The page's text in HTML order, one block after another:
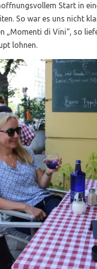
Start in
So war es uns nicht
„Momenti di Vini“, so
lohnen.